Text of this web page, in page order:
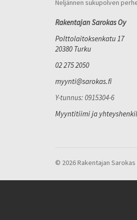
Neljännen sukupolven
Rakentajan Sarokas Oy
Polttolaitoksenkatu 17
20380 Turku
02 275 2050
myynti@sarokas.fi
Y-tunnus: 0915304-6
Myyntitiimi ja
© 2026 Rakentajan